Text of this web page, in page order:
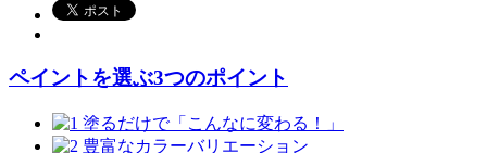
ペイントを選ぶ3つのポイント